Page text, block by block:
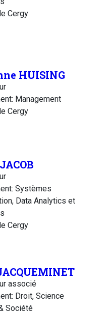
Cergy
HUISING
Management
Cergy
Systèmes
Data Analytics et
Cergy
associé
Droit, Science
Société